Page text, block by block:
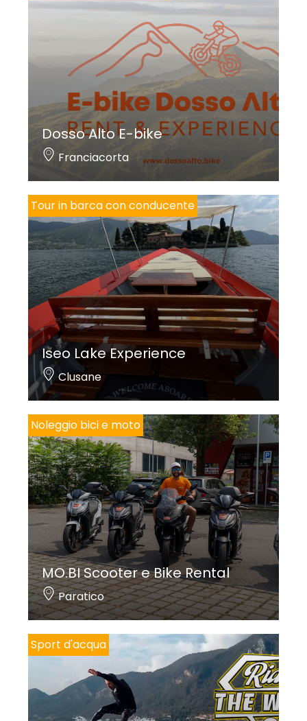
Dosso Alto E-bike
Franciacorta
Tour in barca con conducente
Iseo Lake Experience
Clusane
Noleggio bici e moto
MO.BI Scooter e Bike Rental
Paratico
Sport d'acqua